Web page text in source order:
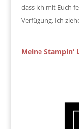
dass ich mit Euch
Verfügung. Ich
Meine Stampin‘